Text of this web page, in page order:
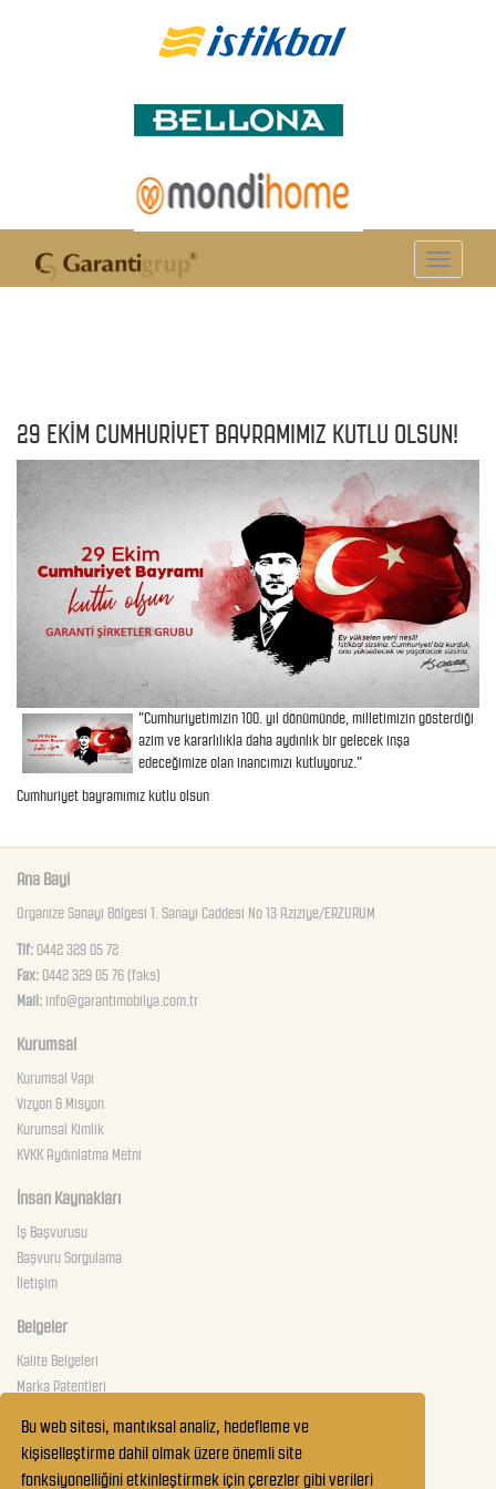
Bu web sitesi, mantıksal analiz, hedefleme ve
kişiselleştirme dahil olmak üzere önemli site
fonksiyonelliğini etkinleştirmek için çerezler gibi verileri
Toggle
navigation
29 EKİM CUMHURİYET BAYRAMIMIZ KUTLU OLSUN!
"Cumhuriyetimizin 100. yıl dönümünde, milletimizin gösterdiği
azim ve kararlılıkla daha aydınlık bir gelecek inşa
edeceğimize olan inancımızı kutluyoruz."
Cumhuriyet bayramımız kutlu olsun
Ana Bayi
Organize Sanayi Bölgesi 1. Sanayi Caddesi No 13 Aziziye/ERZURUM
Tlf: 0442 329 05 72
Fax: 0442 329 05 76 (faks)
Mail: info@garantimobilya.com.tr
Kurumsal
Kurumsal Yapı
Vizyon & Misyon
Kurumsal Kimlik
KVKK Aydınlatma Metni
İnsan Kaynakları
İş Başvurusu
Başvuru Sorgulama
İletişim
Belgeler
Kalite Belgeleri
Marka Patentleri
Teknik Servis